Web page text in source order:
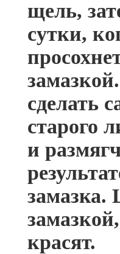
щель,
сутки,
сделать
старого
и
красят.